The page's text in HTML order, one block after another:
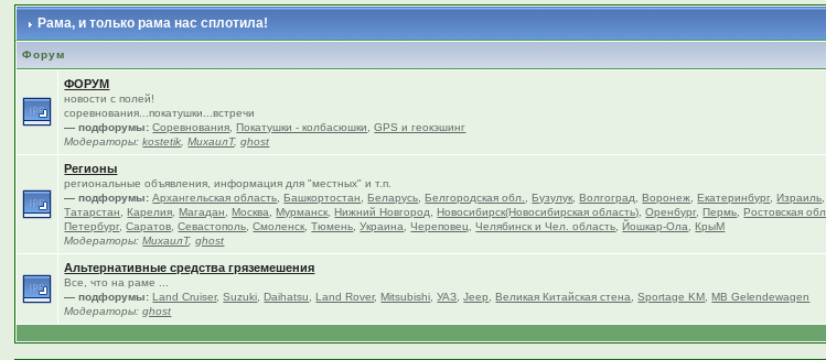
Рама, и только рама нас сплотила!
Форум
ФОРУМ
новости с полей!
соревнования...покатушки...встречи
— подфорумы: Соревнования ,Покатушки - колбасюшки ,GPS и геокэшинг
Модераторы:kostetik ,МихаилТ,ghost
Регионы
региональные объявления, информация для "местных" и т.п.
— подфорумы: Архангельская область ,Башкортостан ,Беларусь ,Белгородская обл. ,Бузулук ,Волгоград ,Воронеж ,Екатеринбург,Израиль
Татарстан
,Карелия ,Магадан ,Москва ,Мурманск ,Нижний Новгород ,Новосибирск(Новосибирская область) ,Оренбург,Пермь ,Ростовская обл.
Петербург,Саратов ,Севастополь ,Смоленск ,Тюмень ,Украина ,Череповец ,Челябинск и Чел. область ,Йошкар-Ола ,КрыМ
Модераторы:МихаилТ,ghost
Альтернативные средства гряземешения
Все, что на раме ...
— подфорумы: Land Cruiser,Suzuki ,Daihatsu ,Land Rover,Mitsubishi ,УАЗ ,Jeep ,Великая Китайская стена ,Sportage KM ,MB Gelendewagen
Модераторы:ghost